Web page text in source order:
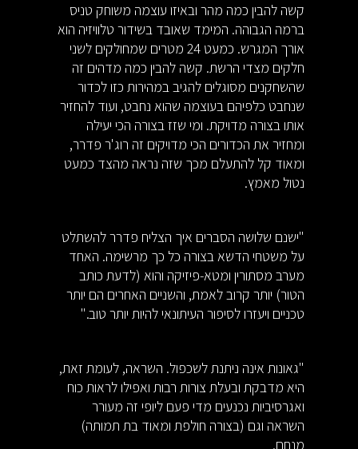
קשה להבין כמה מהר ובאיזו עוצמה משוחק טניס
ברמה הגבוהה. המימד שאובד בשידור טלוויזיה הוא
אורך המגרש. כמעט 24 מטרים שמחולקים לשני
חלקים מצדי הרשת. קשה להבין כמה מדהים זה
שהשחקנים מסוגלים להגיב במהירות כזו לכדור
שנחבט כלפיהם בעוצמה שהוא נחבט, ועוד להחזיר
אותו בצורה מדויקת. ומי שזז בצורה הכי יעילה
ומחזיר את הכדורים הכי מדויקים זה רוג'ר פדרר,
ומאוד קל להתעלם מכך שזה נראה מהצד כמעט
נטול מאמץ.
"ישנם שלושה הסברים איך הצליח פדרר להשתלט
על משטחי הדשא בצורה כל כך מרשימה. האחד
מערב מסתורין ומטא-פיזיקה והוא (לדעת כותב
הטור) יותר קרוב לאמת, והשניים האחרים הם יותר
טכניים ויעזרו לסיפור העיתונאי להיות יותר טוב."
"גאונות אינה ניתנת לשכפול. השראה, לעומת זאת,
היא מדבקת ובעלת צורות רבות ואפילו לראות כוח
ואגרסיביות נכנעים מדי פעם ליופי זה מעורר
השראה וגם (בצורה חולפת ומאוד בת תמותה)
מנחם.